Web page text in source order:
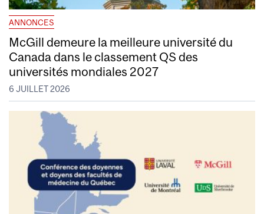
ANNONCES
McGill demeure la meilleure université du
Canada dans le classement QS des
universités mondiales 2027
6 JUILLET 2026